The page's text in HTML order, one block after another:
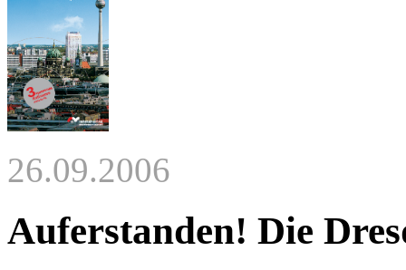
26.09.2006
Auferstanden! Die